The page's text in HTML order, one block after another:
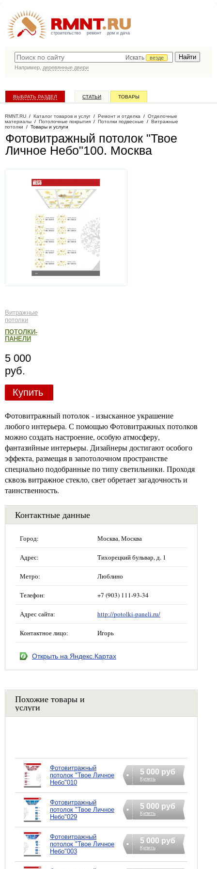
строительство ремонт дом и дача
Искать
везде
Например, деревянные двери
ВЫБРАТЬ РАЗДЕЛ СТАТЬИ ТОВАРЫ
RMNT.RU / Каталог товаров и услуг / Ремонт и отделка / Отделочные
материалы / Потолочные покрытия / Потолки подвесные / Витражные
потолки / Товары и услуги
Фотовитражный потолок "Твое
Личное Небо"100. Москва
Витражные
потолки
ПОТОЛКИ-
ПАНЕЛИ
5 000
руб.
Купить
Фотовитражный потолок - изысканное украшение
любого интерьера. С помощью Фотовитражных потолков
можно создать настроение, особую атмосферу,
фантазийные интерьеры. Дизайнеры достигают особого
эффекта, размещая в запотолочном пространстве
специально подобранные по типу светильники. Проходя
сквозь витражное стекло, свет обретает загадочность и
таинственность.
Контактные данные
Город: Москва, Москва
Адрес: Тихорецкий бульвар, д. 1
Метро: Люблино
Телефон: +7 (903) 111-93-34
Адрес сайта: http://potolki-paneli.ru/
Контактное лицо: Игорь
Открыть на Яндекс.Картах
Похожие товары и
услуги
Фотовитражный
потолок "Твое Личное
Небо"010
5 000 руб
Купить
Фотовитражный
потолок "Твое Личное
Небо"029
5 000 руб
Купить
Фотовитражный
потолок "Твое Личное
Небо"003
5 000 руб
Купить